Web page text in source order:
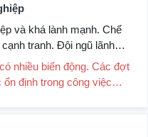
và khá lành mạnh. Chế
tranh. Đội ngũ lãnh
định trong công việc